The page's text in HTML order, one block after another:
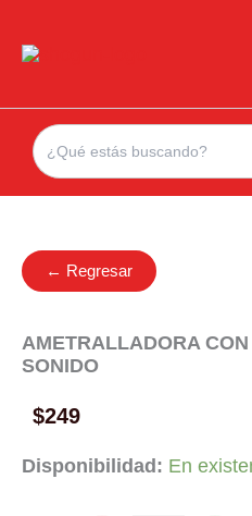
Search
for:
← Regresar
AMETRALLADORA
SONIDO
$249
Disponibilidad: En